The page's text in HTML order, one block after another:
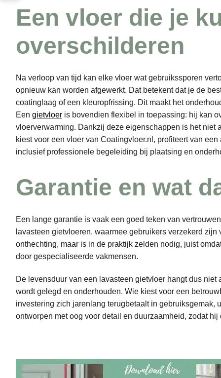
Een vloer die je
overschilderen
Na verloop van tijd kan elke vloer wat gebruikssporen
opnieuw kan worden afgewerkt. Dat betekent dat je de
coatinglaag of een kleuropfrissing. Dit maakt het
Een gietvloer is bovendien flexibel in toepassing: hij kan
vloerverwarming. Dankzij deze eigenschappen is het
kiest voor een vloer van Coatingvloer.nl, profiteert van
inclusief professionele begeleiding bij plaatsing en
Garantie en wat
Een lange garantie is vaak een goed teken van
lavasteen gietvloeren, waarmee gebruikers verzekerd
onthechting, maar is in de praktijk zelden nodig, juist
door gespecialiseerde vakmensen.
De levensduur van een lavasteen gietvloer hangt dus
wordt gelegd en onderhouden. Wie kiest voor een
investering zich jarenlang terugbetaalt in
ontworpen met oog voor detail en duurzaamheid, zodat